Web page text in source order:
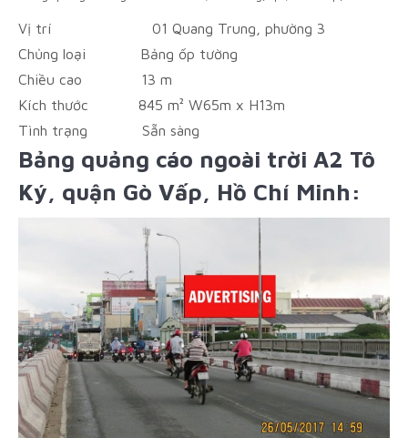
Vị trí 01 Quang Trung, phường 3
Chủng loại Bảng ốp tường
Chiều cao
13 m
Kích thước 845 m² W65m x H13m
Tình trạng Sẵn sàng
Bảng quảng cáo ngoài trời A2 Tô
Ký, quận Gò Vấp, Hồ Chí Minh: